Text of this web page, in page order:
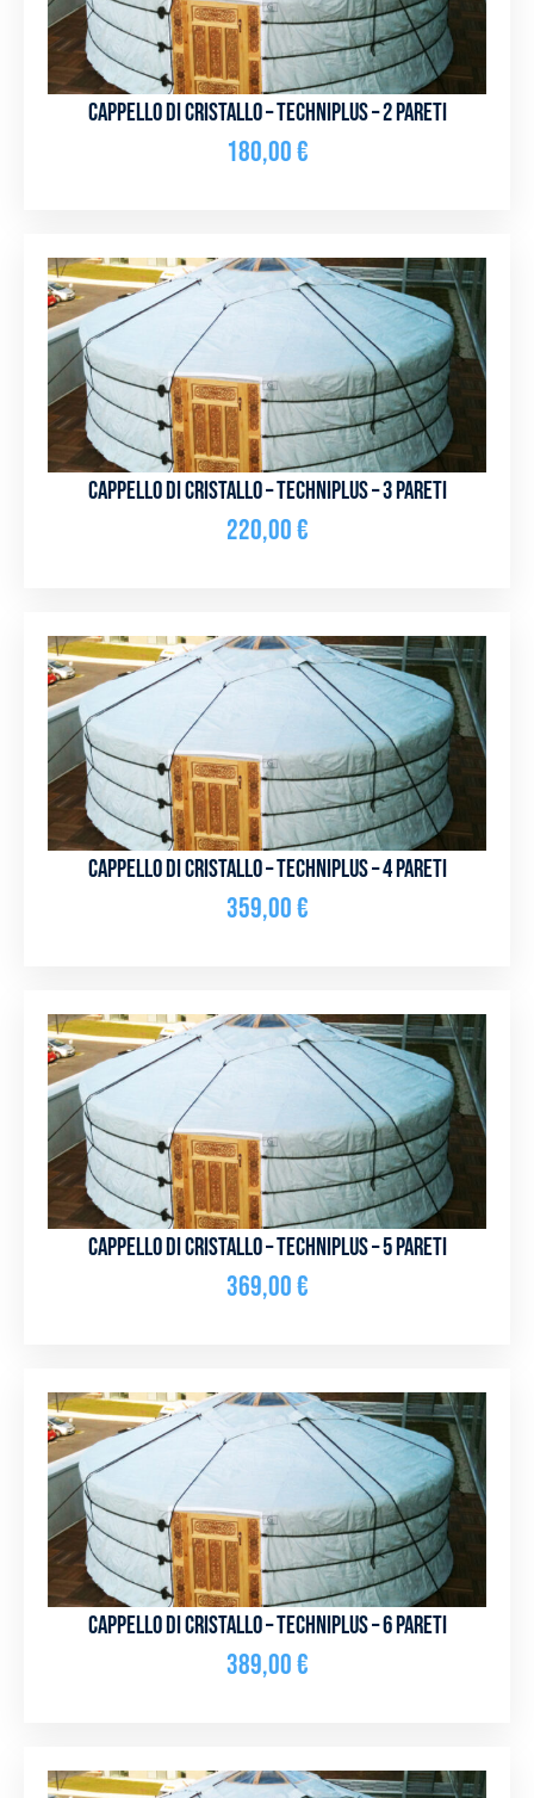
Cappello di cristallo – Techniplus – 2 pareti
180,00€
Cappello di cristallo – Techniplus – 3 pareti
220,00€
Cappello di cristallo – Techniplus – 4 pareti
359,00€
Cappello di cristallo – Techniplus – 5 pareti
369,00€
Cappello di cristallo – Techniplus – 6 pareti
389,00€